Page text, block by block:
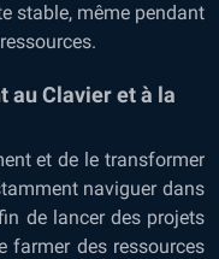
stable, même pendant
au Clavier et à la
et de le transformer
naviguer dans
de lancer des projets
farmer des ressources